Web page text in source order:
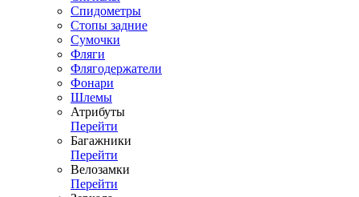
Спидометры
Стопы задние
Сумочки
Фляги
Флягодержатели
Фонари
Шлемы
Атрибуты
Перейти
Багажники
Перейти
Велозамки
Перейти